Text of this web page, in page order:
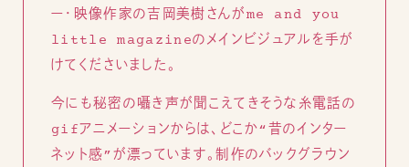
ー・映像作家の吉岡美樹さんがme and you
little magazineのメインビジュアルを手が
けてくださいました。
今にも秘密の囁き声が聞こえてきそうな糸電話の
gifアニメーションからは、どこか“昔のインター
ネット感”が漂っています。制作のバックグラウン